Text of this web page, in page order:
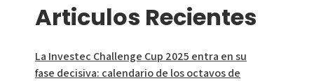
Articulos Recientes
La Investec Challenge Cup 2025 entra en su
fase decisiva: calendario de los octavos de